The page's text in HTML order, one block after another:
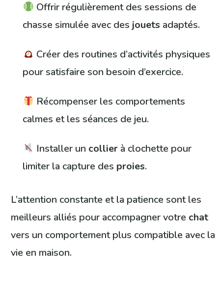
Offrir régulièrement des sessions de
chasse simulée avec des jouets adaptés.
Créer des routines d’activités physiques
pour satisfaire son besoin d’exercice.
Récompenser les comportements
calmes et les séances de jeu.
Installer un collier à clochette pour
limiter la capture des proies.
L’attention constante et la patience sont les
meilleurs alliés pour accompagner votre chat
vers un comportement plus compatible avec la
vie en maison.